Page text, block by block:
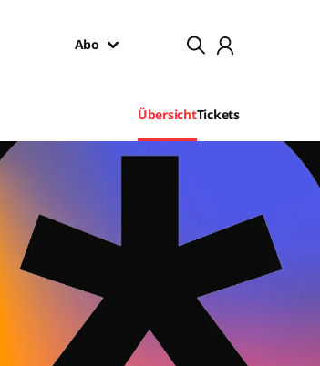
Abo
ÜbersichtTickets